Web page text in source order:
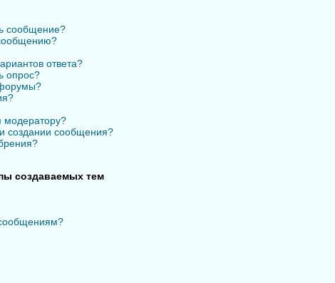
сообщение?
ответа?
опрос?
модератору?
создании сообщения?
создаваемых тем